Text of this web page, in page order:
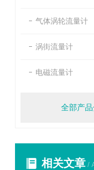
气体涡轮流量计
涡街流量计
电磁流量计
全部产
相关文章 /